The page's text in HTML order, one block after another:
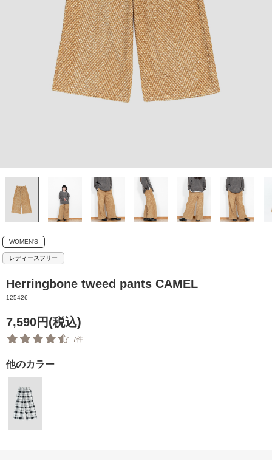
WOMEN'S
レディースフリー
Herringbone tweed pants CAMEL
125426
7,590円(税込)
7件
他のカラー